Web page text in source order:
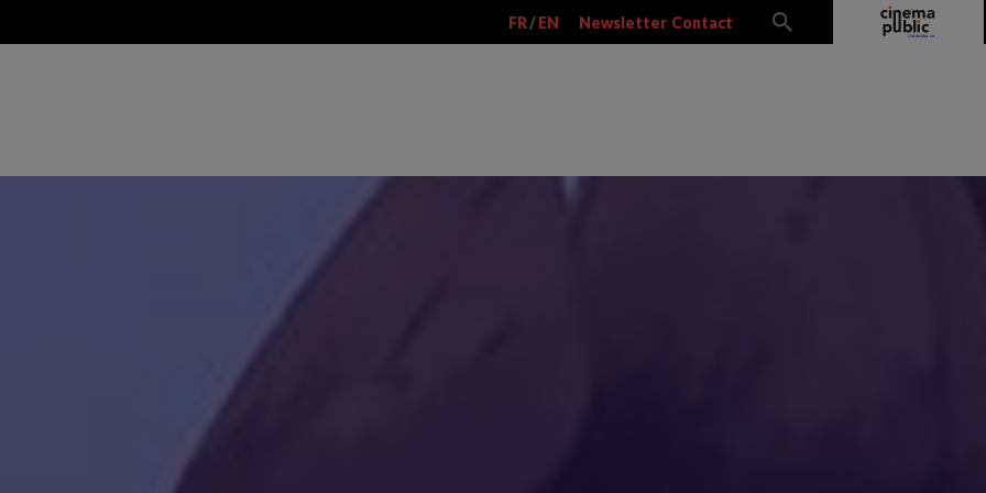
FR / EN Newsletter Contact